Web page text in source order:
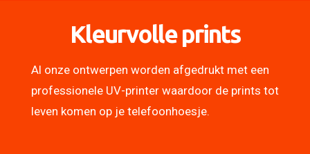
Kleurvolle prints
Al onze ontwerpen worden afgedrukt met een
professionele UV-printer waardoor de prints tot
leven komen op je telefoonhoesje.